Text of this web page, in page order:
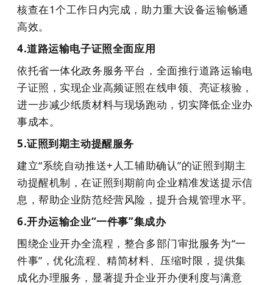
核查在1个工作日内完成，助力重大设备运输畅通
高效。
4.道路运输电子证照全面应用
依托省一体化政务服务平台，全面推行道路运输电
子证照，实现企业高频证照在线申领、亮证核验，
进一步减少纸质材料与现场跑动，切实降低企业办
事成本。
5.证照到期主动提醒服务
建立“系统自动推送+人工辅助确认”的证照到期主
动提醒机制，在证照到期前向企业精准发送提示信
息，帮助企业防范经营风险，提升合规管理水平。
6.开办运输企业“一件事”集成办
围绕企业开办全流程，整合多部门审批服务为“一
件事”，优化流程、精简材料、压缩时限，提供集
成化办理服务，显著提升企业开办便利度与满意